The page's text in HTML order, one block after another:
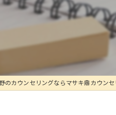
のカウンセリングならマサキ鼎カウンセ